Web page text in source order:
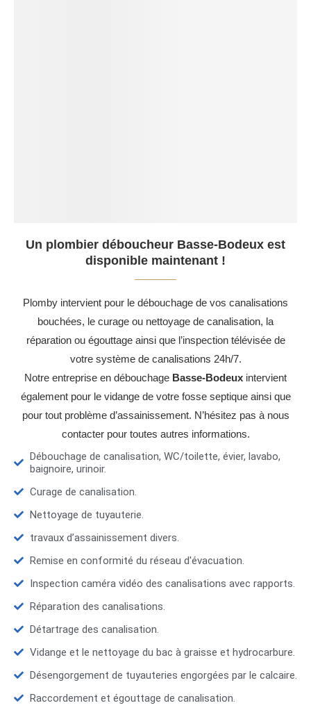
Un plombier déboucheur Basse-Bodeux est
disponible maintenant !
Plomby intervient pour le débouchage de vos canalisations
bouchées, le curage ou nettoyage de canalisation, la
réparation ou égouttage ainsi que l’inspection télévisée de
votre système de canalisations 24h/7.
Notre entreprise en débouchage Basse-Bodeux intervient
également pour le vidange de votre fosse septique ainsi que
pour tout problème d’assainissement. N’hésitez pas à nous
contacter pour toutes autres informations.
Débouchage de canalisation, WC/toilette, évier, lavabo,
baignoire, urinoir.
Curage de canalisation.
Nettoyage de tuyauterie.
travaux d’assainissement divers.
Remise en conformité du réseau d'évacuation.
Inspection caméra vidéo des canalisations avec rapports.
Réparation des canalisations.
Détartrage des canalisation.
Vidange et le nettoyage du bac à graisse et hydrocarbure.
Désengorgement de tuyauteries engorgées par le calcaire.
Raccordement et égouttage de canalisation.